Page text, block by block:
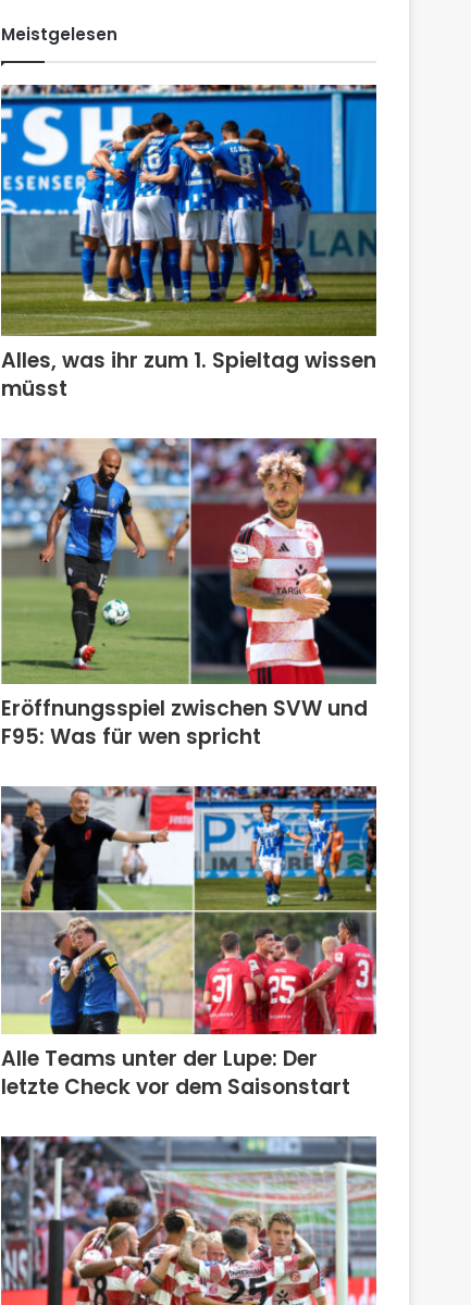
Meistgelesen
Alles, was ihr zum 1. Spieltag wissen
müsst
Eröffnungsspiel zwischen SVW und
F95: Was für wen spricht
Alle Teams unter der Lupe: Der
letzte Check vor dem Saisonstart